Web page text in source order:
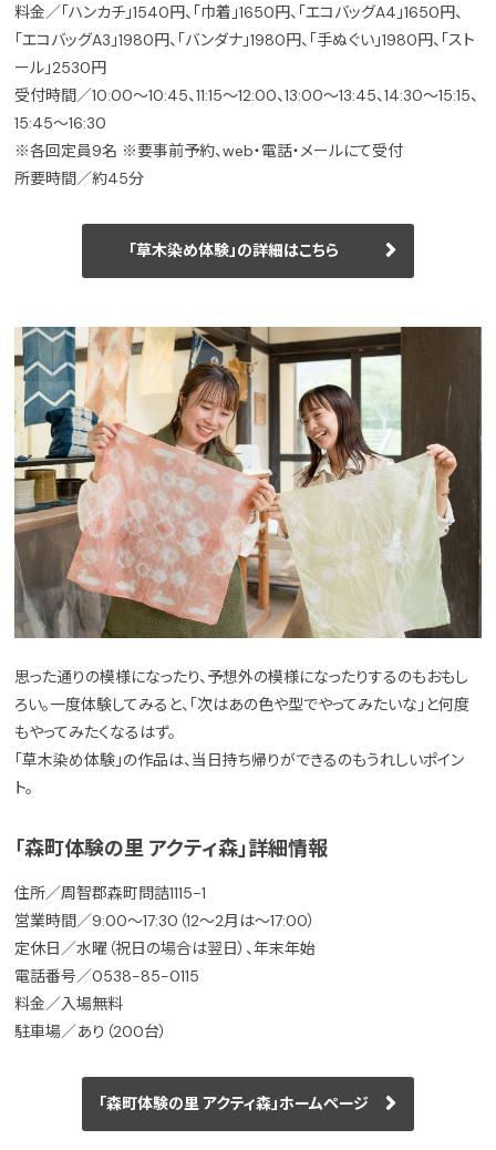
料金／「ハンカチ」1540円、「巾着」1650円、「エコバッグA4」1650円、
「エコバッグA3」1980円、「バンダナ」1980円、「手ぬぐい」1980円、「スト
ール」2530円
受付時間／10:00～10:45、11:15～12:00、13:00～13:45、14:30～15:15、
15:45～16:30
※各回定員9名 ※要事前予約、web・電話・メールにて受付
所要時間／約45分
「草木染め体験」の詳細はこちら
思った通りの模様になったり、予想外の模様になったりするのもおもし
ろい。一度体験してみると、「次はあの色や型でやってみたいな」と何度
もやってみたくなるはず。
「草木染め体験」の作品は、当日持ち帰りができるのもうれしいポイン
ト。
「森町体験の里 アクティ森」詳細情報
住所／周智郡森町問詰1115-1
営業時間／9:00～17:30（12～2月は〜17:00）
定休日／水曜（祝日の場合は翌日）、年末年始
電話番号／0538-85-0115
料金／入場無料
駐車場／あり（200台）
「森町体験の里 アクティ森」ホームページ